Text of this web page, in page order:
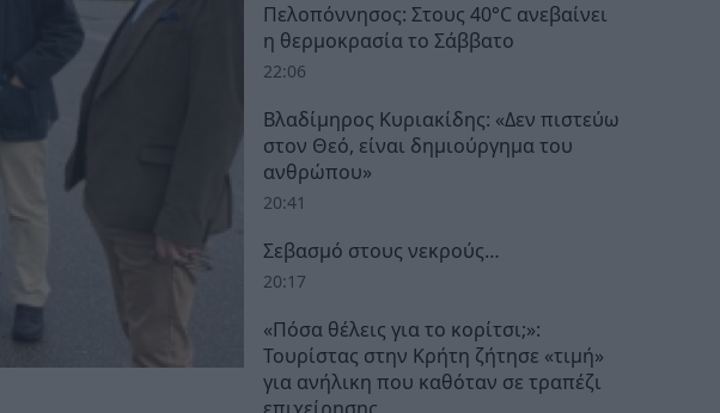
Πελοπόννησος: Στους 40°C ανεβαίνει
η θερμοκρασία το Σάββατο
22:06
Βλαδίμηρος Κυριακίδης: «Δεν πιστεύω
στον Θεό, είναι δημιούργημα του
ανθρώπου»
20:41
Σεβασμό στους νεκρούς…
20:17
«Πόσα θέλεις για το κορίτσι;»:
Τουρίστας στην Κρήτη ζήτησε «τιμή»
για ανήλικη που καθόταν σε τραπέζι
επιχείρησης